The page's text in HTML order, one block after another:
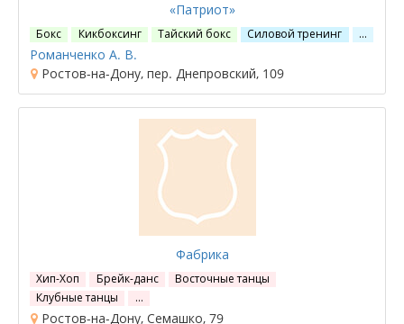
«Патриот»
Бокс Кикбоксинг Тайский бокс Силовой тренинг …
Романченко А. В.
Ростов-на-Дону, пер. Днепровский, 109
Фабрика
Хип-Хоп Брейк-данс
Восточные танцы
Клубные танцы
…
Ростов-на-Дону, Семашко, 79